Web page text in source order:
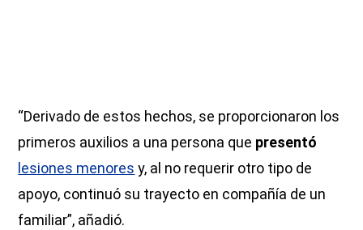
“Derivado de estos hechos, se proporcionaron los
primeros auxilios a una persona que presentó
lesiones menores y, al no requerir otro tipo de
apoyo, continuó su trayecto en compañía de un
familiar”, añadió.